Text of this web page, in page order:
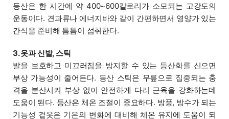
등산은 한 시간에 약 400~600칼로리가 소모되는 고강도의
운동이다. 견과류나 에너지바와 같이 간편하면서 영양가 있는
간식을 준비해 틈틈이 섭취한다.
3. 옷과 신발, 스틱
발을 보호하고 미끄러짐을 방지할 수 있는 등산화를 신으면
부상 가능성이 줄어든다. 등산 스틱은 무릎으로 집중되는 충
격을 분산시켜 부상 없이 안전하게 다리 근육을 강화하는데
도움이 된다. 등산은 체온 조절이 중요하다. 방풍, 방수가 되는
기능성 겉옷은 기온의 변화에 대비해 체온 유지에 도움이 되